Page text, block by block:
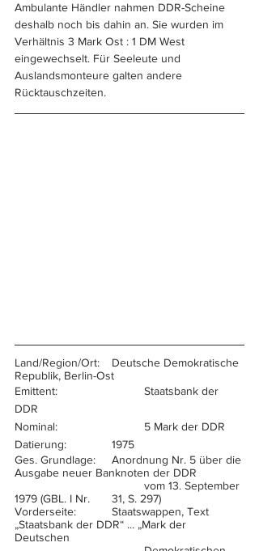
Ambulante Händler nahmen DDR-Scheine
deshalb noch bis dahin an. Sie wurden im
Verhältnis 3 Mark Ost : 1 DM West
eingewechselt. Für Seeleute und
Auslandsmonteure galten andere
Rücktauschzeiten.
Land/Region/Ort:	Deutsche Demokratische
Republik, Berlin-Ost
Emittent:			Staatsbank der
DDR
Nominal:			5 Mark der DDR
Datierung:		1975
Ges. Grundlage:	Anordnung Nr. 5 über die
Ausgabe neuer Banknoten der DDR
1979 (GBL. I Nr.	31, S. 297)
Vorderseite:		Staatswappen, Text
„Staatsbank der DDR“ ... „Mark der
Deutschen